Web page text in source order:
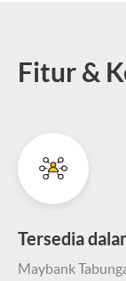
Fitur &
Tersedia
Maybank